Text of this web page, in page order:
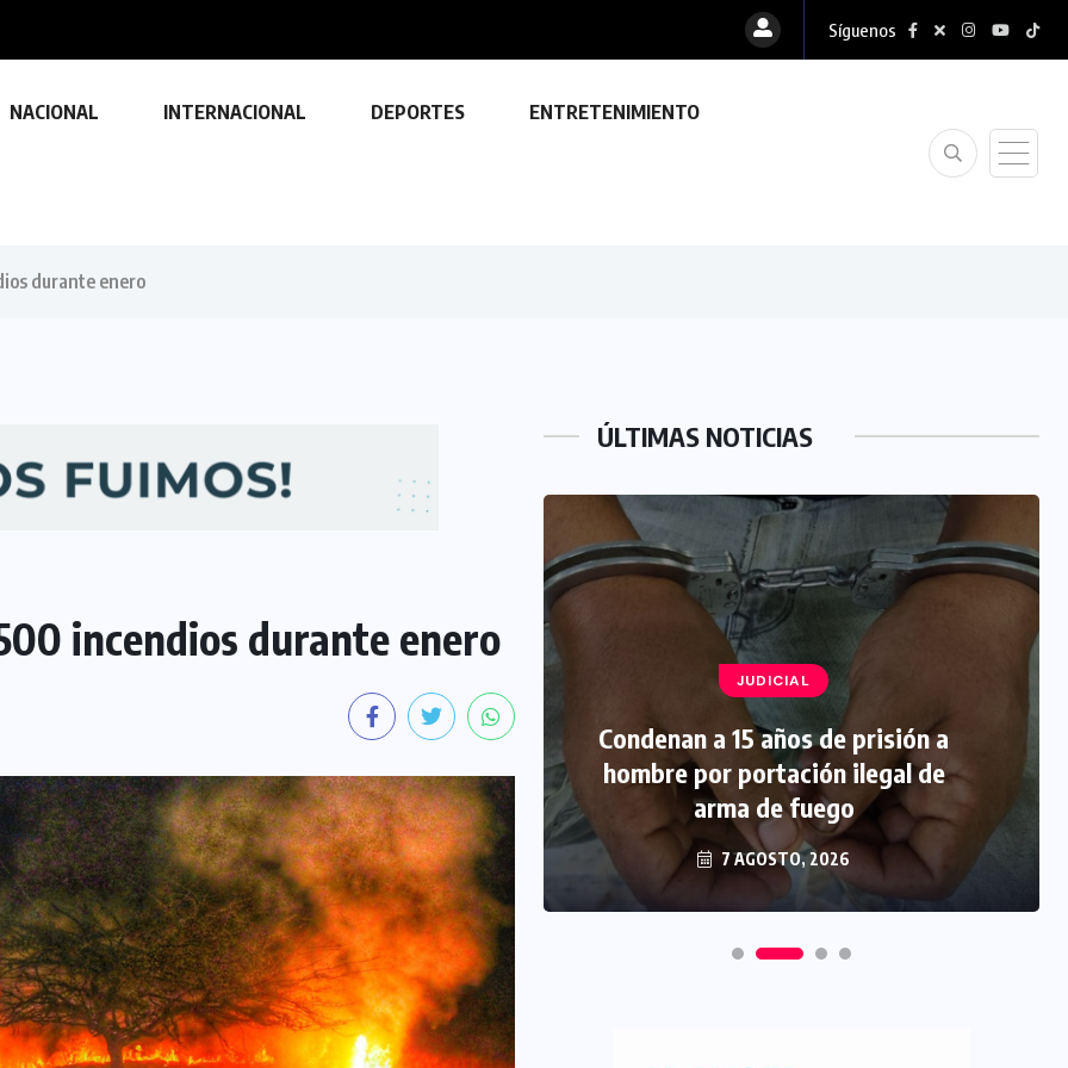
Síguenos
NACIONAL INTERNACIONAL DEPORTES ENTRETENIMIENTO
durante enero
incendios durante enero
ÚLTIMAS NOTICIAS
JUDICIAL
Condenan a 15 años de prisión a
hombre por portación ilegal de
arma de fuego
7 AGOSTO, 2026